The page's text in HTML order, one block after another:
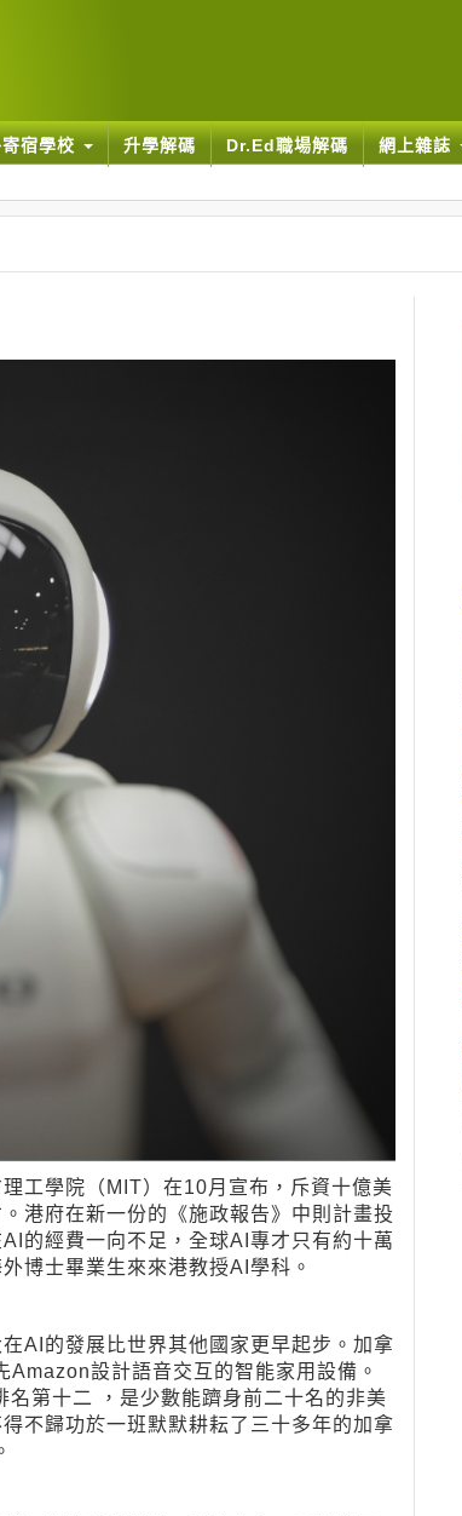
宿學校 升學解碼 Dr.Ed職場解碼 網上雜誌
工學院（MIT）在10月宣布，斥資十億美
港府在新一份的《施政報告》中則計畫投
的經費一向不足，全球AI專才只有約十萬
博士畢業生來來港教授AI學科。
AI的發展比世界其他國家更早起步。加拿
設計語音交互的智能家用設備。
第十二 ，是少數能躋身前二十名的非美
不歸功於一班默默耕耘了三十多年的加拿